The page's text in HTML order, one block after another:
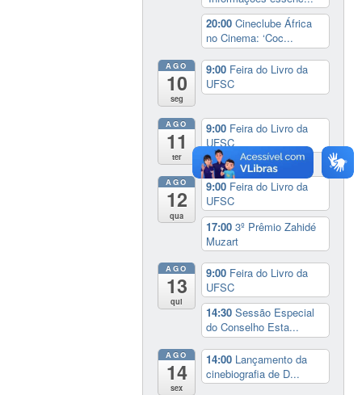
20:00Cineclube África
no Cinema: ‘Coc...
AGO
10
seg
9:00 Feira do Livro da
UFSC
AGO
11
ter
9:00 Feira do Livro da
UFSC
AGO
12
qua
9:00 Feira do Livro da
UFSC
17:003º Prêmio Zahidé
Muzart
AGO
13
qui
9:00 Feira do Livro da
UFSC
14:30Sessão Especial
do Conselho Esta...
AGO
14
sex
14:00 Lançamento da
cinebiografia de D...